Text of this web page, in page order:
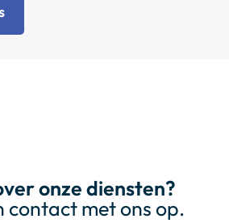
onze diensten?
contact met ons op.